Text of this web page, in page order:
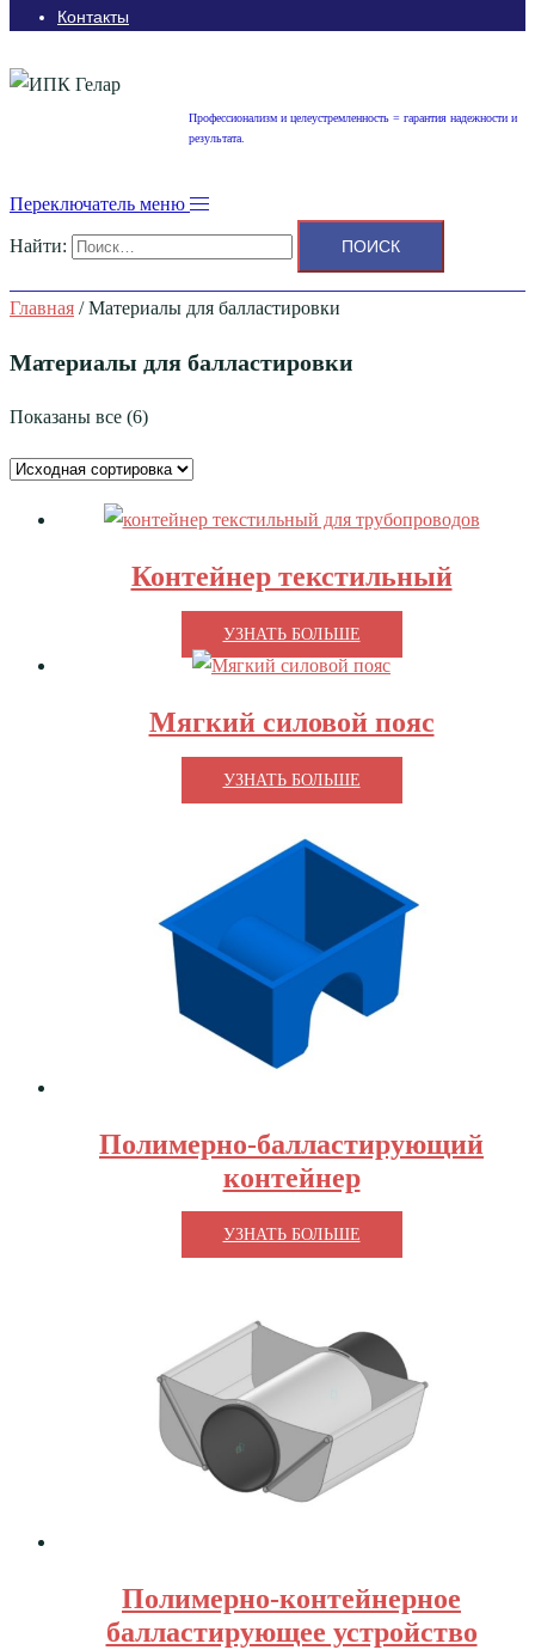
Контакты
Профессионализм и целеустремленность = гарантия надежности и
результата.
Переключатель меню
Найти:
Главная / Материалы для балластировки
Материалы для балластировки
Показаны все (6)
Контейнер текстильный
УЗНАТЬ БОЛЬШЕ
Мягкий силовой пояс
УЗНАТЬ БОЛЬШЕ
Полимерно-балластирующий
контейнер
УЗНАТЬ БОЛЬШЕ
Полимерно-контейнерное
балластирующее устройство